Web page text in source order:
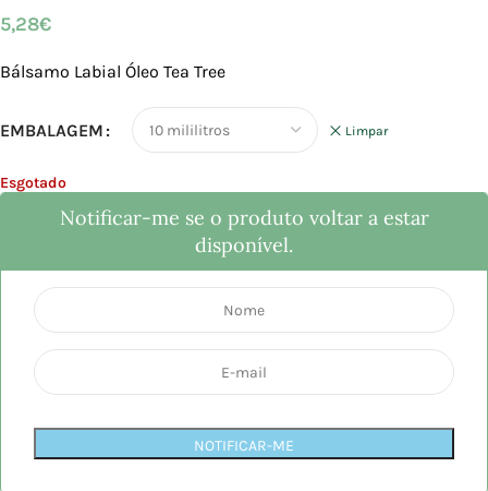
5,28€
Bálsamo Labial Óleo Tea Tree
EMBALAGEM Limpar
Esgotado
Notificar-me se o produto voltar a estar
disponível.
NOTIFICAR-ME